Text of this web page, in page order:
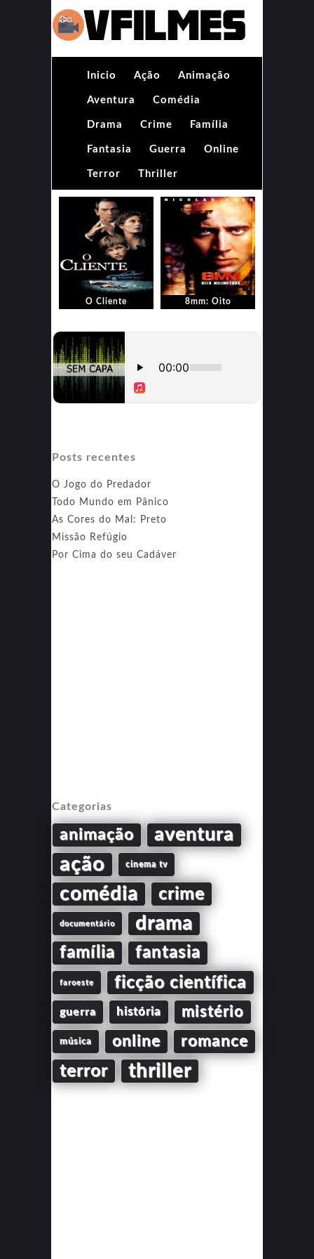
Inicio Ação Animação
Aventura Comédia
Drama Crime Família
Fantasia Guerra Online
Terror Thriller
O Cliente
8mm: Oito
Posts recentes
O Jogo do Predador
Todo Mundo em Pânico
As Cores do Mal: Preto
Missão Refúgio
Por Cima do seu Cadáver
Categorias
animação aventura
ação cinema tv
comédia crime
documentário drama
família fantasia
faroeste ficção científica
guerra história mistério
música online romance
terror thriller